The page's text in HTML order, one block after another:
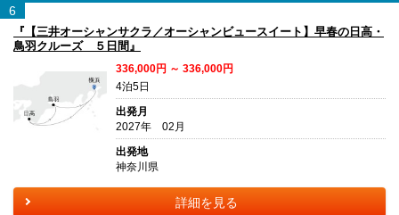
6
『【三井オーシャンサクラ／オーシャンビュースイート】早春の日高・
鳥羽クルーズ ５日間』
336,000円 ～ 336,000円
4泊5日
出発月
2027年 02月
出発地
神奈川県
詳細を見る